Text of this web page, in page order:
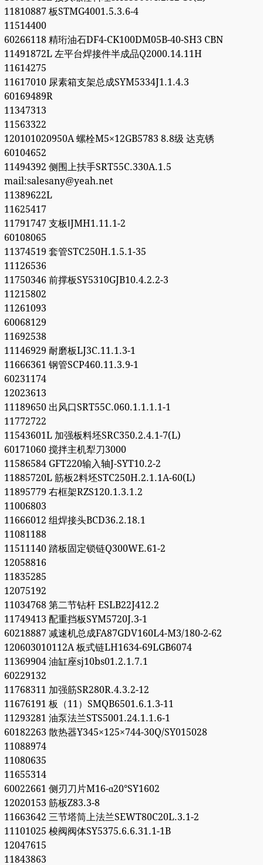
11810887 板STMG4001.5.3.6-4
11514400
60266118 精珩油石DF4-CK100DM05B-40-SH3 CBN
11491872L 左平台焊接件半成品Q2000.14.11H
11614275
11617010 尿素箱支架总成SYM5334J1.1.4.3
60169489R
11347313
11563322
120101020950A 螺栓M5×12GB5783 8.8级 达克锈
60104652
11494392 侧围上扶手SRT55C.330A.1.5
mail:salesany@yeah.net
11389622L
11625417
11791747 支板ⅠJMH1.11.1-2
60108065
11374519 套管STC250H.1.5.1-35
11126536
11750346 前撑板SY5310GJB10.4.2.2-3
11215802
11261093
60068129
11692538
11146929 耐磨板LJ3C.11.1.3-1
11666361 钢管SCP460.11.3.9-1
60231174
12023613
11189650 出风口SRT55C.060.1.1.1.1-1
11772722
11543601L 加强板料坯SRC350.2.4.1-7(L)
60171060 搅拌主机犁刀3000
11586584 GFT220输入轴J-SYT10.2-2
11885720L 筋板2料坯STC250H.2.1.1A-60(L)
11895779 右框架RZS120.1.3.1.2
11006803
11666012 组焊接头BCD36.2.18.1
11081188
11511140 踏板固定锁链Q300WE.61-2
12058816
11835285
12075192
11034768 第二节钻杆 ESLB22J412.2
11749413 配重挡板SYM5720J.3-1
60218887 减速机总成FA87GDV160L4-M3/180-2-62
120603010112A 板式链LH1634-69LGB6074
11369904 油缸座sj10bs01.2.1.7.1
60229132
11768311 加强筋SR280R.4.3.2-12
11676191 板（11）SMQB6501.6.1.3-11
11293281 油泵法兰STS5001.24.1.1.6-1
60182263 散热器Y345×125×744-30Q/SY015028
11088974
11080635
11655314
60022661 侧刃刀片M16-ɑ20°SY1602
12020153 筋板Z83.3-8
11663642 三节塔筒上法兰SEWT80C20L.3.1-2
11101025 梭阀阀体SY5375.6.6.31.1-1B
12047615
11843863